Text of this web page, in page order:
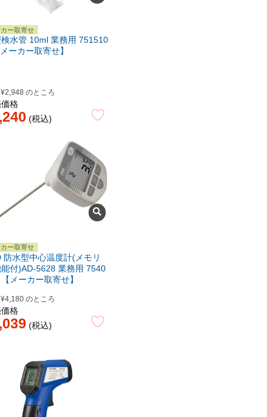
カー取寄せ
水管 10ml 業務用 751510
ーカー取寄せ】
¥2,948 のところ
格
税込
カー取寄せ
防水型中心温度計(メモリ
能付)AD-5628 業務用 7540
メーカー取寄せ】
¥4,180 のところ
格
税込